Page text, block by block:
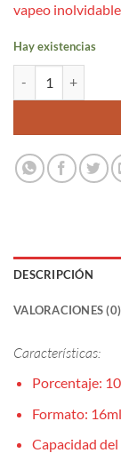
vapeo
Hay existencias
DESCRIPCIÓN
VALORACIONES (0)
Características:
Porcentaje:
Formato: 16ml
Capacidad